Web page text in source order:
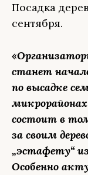
Посадка
сентября.
станет
по высадке
состоит в
за своим
„эстафету“
Особенно